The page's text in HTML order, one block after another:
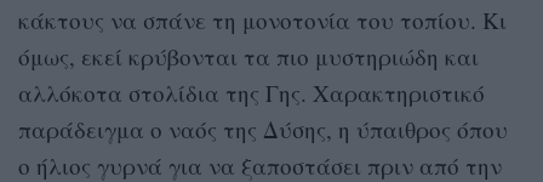
κάκτους να σπάνε τη μονοτονία του τοπίου. Κι
όμως, εκεί κρύβονται τα πιο μυστηριώδη και
αλλόκοτα στολίδια της Γης. Χαρακτηριστικό
παράδειγμα ο ναός της Δύσης, η ύπαιθρος όπου
ο ήλιος γυρνά για να ξαποστάσει πριν από την